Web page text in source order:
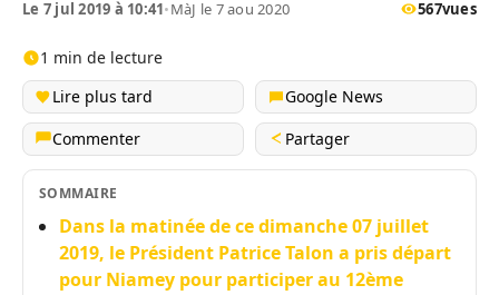
Le 7 jul 2019 à 10:41•MàJ le 7 aou 2020 567vues
1 min de lecture
Lire plus tard
Google News
Commenter
Partager
SOMMAIRE
Dans la matinée de ce dimanche 07 juillet
2019, le Président Patrice Talon a pris départ
pour Niamey pour participer au 12ème